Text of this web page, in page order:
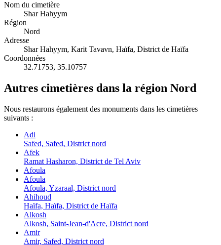
Nom du cimetière
Shar Hahyym
Région
Nord
Adresse
Shar Hahyym, Karit Tavavn, Haïfa, District de Haïfa
Coordonnées
32.71753, 35.10757
Autres cimetières dans la région Nord
Nous restaurons également des monuments dans les cimetières
suivants :
Adi
Safed, Safed, District nord
Afek
Ramat Hasharon, District de Tel Aviv
Afoula
Afoula
Afoula, Yzaraal, District nord
Ahihoud
Haïfa, Haïfa, District de Haïfa
Alkosh
Alkosh, Saint-Jean-d'Acre, District nord
Amir
Amir, Safed, District nord